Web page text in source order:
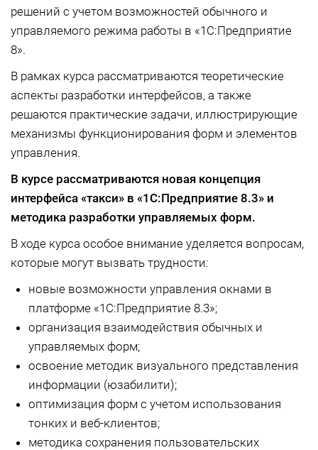
решений с учетом возможностей обычного и
управляемого режима работы в «1С:Предприятие
8».
В рамках курса рассматриваются теоретические
аспекты разработки интерфейсов, а также
решаются практические задачи, иллюстрирующие
механизмы функционирования форм и элементов
управления.
В курсе рассматриваются новая концепция
интерфейса «такси» в «1С:Предприятие 8.3» и
методика разработки управляемых форм.
В ходе курса особое внимание уделяется вопросам,
которые могут вызвать трудности:
новые возможности управления окнами в
платформе «1С:Предприятие 8.3»;
организация взаимодействия обычных и
управляемых форм;
освоение методик визуального представления
информации (юзабилити);
оптимизация форм с учетом использования
тонких и веб-клиентов;
методика сохранения пользовательских